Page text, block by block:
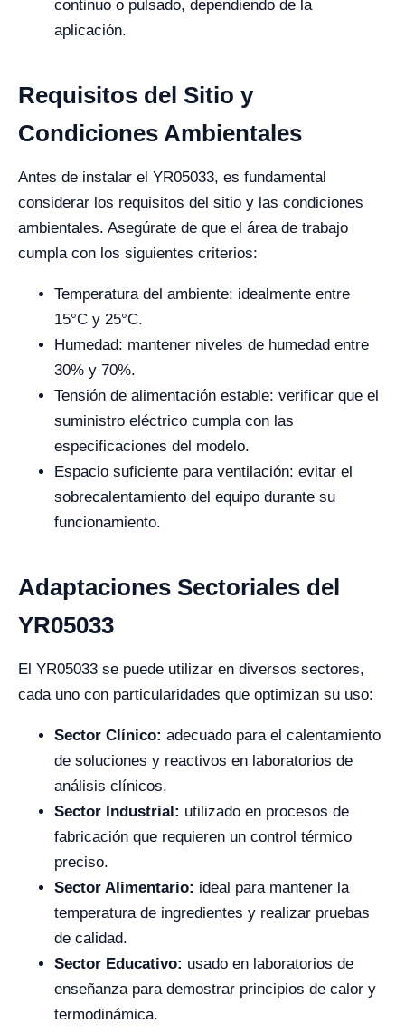
continuo o pulsado, dependiendo de la
aplicación.
Requisitos del Sitio y
Condiciones Ambientales
Antes de instalar el YR05033, es fundamental
considerar los requisitos del sitio y las condiciones
ambientales. Asegúrate de que el área de trabajo
cumpla con los siguientes criterios:
Temperatura del ambiente: idealmente entre
15°C y 25°C.
Humedad: mantener niveles de humedad entre
30% y 70%.
Tensión de alimentación estable: verificar que el
suministro eléctrico cumpla con las
especificaciones del modelo.
Espacio suficiente para ventilación: evitar el
sobrecalentamiento del equipo durante su
funcionamiento.
Adaptaciones Sectoriales del
YR05033
El YR05033 se puede utilizar en diversos sectores,
cada uno con particularidades que optimizan su uso:
Sector Clínico: adecuado para el calentamiento
de soluciones y reactivos en laboratorios de
análisis clínicos.
Sector Industrial: utilizado en procesos de
fabricación que requieren un control térmico
preciso.
Sector Alimentario: ideal para mantener la
temperatura de ingredientes y realizar pruebas
de calidad.
Sector Educativo: usado en laboratorios de
enseñanza para demostrar principios de calor y
termodinámica.